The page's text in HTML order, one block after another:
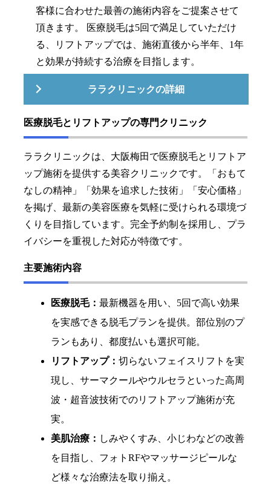
客様に合わせた最善の施術内容をご提案させて
頂きます。 医療脱毛は5回で満足していただけ
る、リフトアップでは、施術直後から半年、1年
と効果が持続する治療を目指します。
ララクリニックの詳細
医療脱毛とリフトアップの専門クリニック
ララクリニックは、大阪梅田で医療脱毛とリフトア
ップ施術を提供する美容クリニックです。「おもて
なしの精神」「効果を追求した技術」「安心価格」
を掲げ、最新の美容医療を気軽に受けられる環境づ
くりを目指しています。完全予約制を採用し、プラ
イバシーを重視した対応が特徴です。
主要施術内容
医療脱毛： 最新機器を用い、5回で高い効果
を実感できる脱毛プランを提供。部位別のプ
ランもあり、都度払いも選択可能。
リフトアップ： 切らないフェイスリフトを実
現し、サーマクールやウルセラといった高周
波・超音波技術でのリフトアップ施術が充
実。
美肌治療： しみやくすみ、小じわなどの改善
を目指し、フォトRFやマッサージピールな
ど様々な治療法を取り揃え。